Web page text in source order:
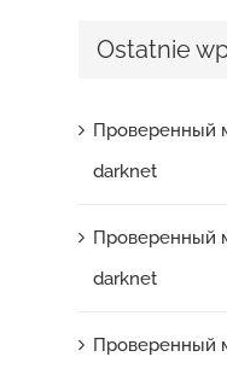
Ostatnie
Проверенный
darknet
Проверенный
darknet
Проверенный